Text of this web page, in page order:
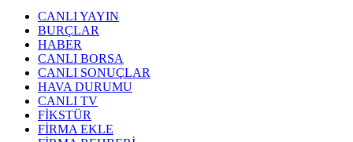
CANLI YAYIN
BURÇLAR
HABER
CANLI BORSA
CANLI SONUÇLAR
HAVA DURUMU
CANLI TV
FİKSTÜR
FİRMA EKLE